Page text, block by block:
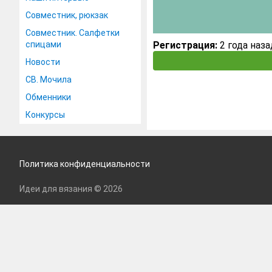
Совместник, рюкзак
Совместник. Салфетки
спицами
Новости
СВ. Мочила
Обменники
Конкурсы
Регистрация: 2 года
Политика конфиденциальности
Идеи для вязания © 2026